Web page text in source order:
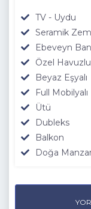
TV - Uydu
Seramik
Ebeveyn
Özel Havuzlu
Beyaz Eşyalı
Full Mobilyalı
Ütü
Dubleks
Balkon
Doğa